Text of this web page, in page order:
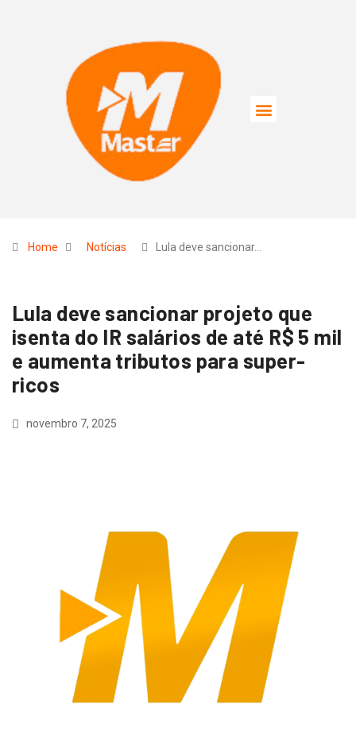
Home Notícias Lula deve sancionar…
Lula deve sancionar projeto que
isenta do IR salários de até R$ 5 mil
e aumenta tributos para super-
ricos
novembro 7, 2025